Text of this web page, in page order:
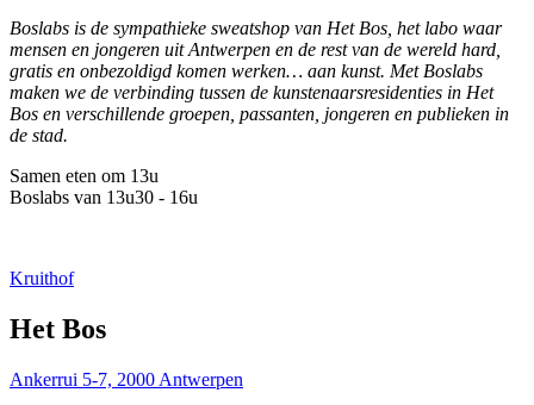
Boslabs is de sympathieke sweatshop van Het Bos, het labo waar
mensen en jongeren uit Antwerpen en de rest van de wereld hard,
gratis en onbezoldigd komen werken… aan kunst. Met Boslabs
maken we de verbinding tussen de kunstenaarsresidenties in Het
Bos en verschillende groepen, passanten, jongeren en publieken in
de stad.
Samen eten om 13u
Boslabs van 13u30 - 16u
Kruithof
Het Bos
Ankerrui 5-7, 2000 Antwerpen